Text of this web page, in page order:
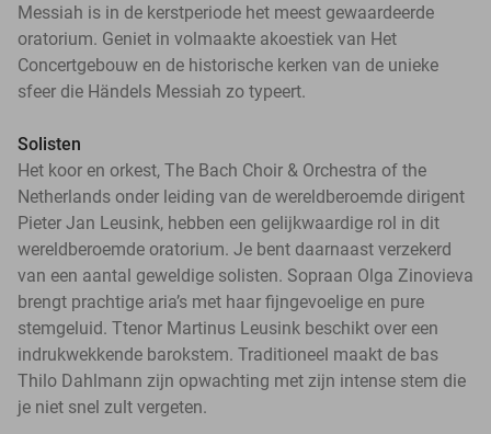
Messiah is in de kerstperiode het meest gewaardeerde
oratorium. Geniet in volmaakte akoestiek van Het
Concertgebouw en de historische kerken van de unieke
sfeer die Händels Messiah zo typeert.
Solisten
Het koor en orkest, The Bach Choir & Orchestra of the
Netherlands onder leiding van de wereldberoemde dirigent
Pieter Jan Leusink, hebben een gelijkwaardige rol in dit
wereldberoemde oratorium. Je bent daarnaast verzekerd
van een aantal geweldige solisten. Sopraan Olga Zinovieva
brengt prachtige aria’s met haar fijngevoelige en pure
stemgeluid. Ttenor Martinus Leusink beschikt over een
indrukwekkende barokstem. Traditioneel maakt de bas
Thilo Dahlmann zijn opwachting met zijn intense stem die
je niet snel zult vergeten.